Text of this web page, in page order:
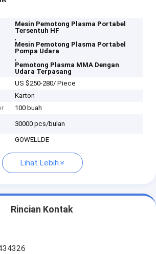
Mesin Pemotong Plasma Portabel
Tersentuh HF
,
Mesin Pemotong Plasma Portabel
Pompa Udara
,
Pemotong Plasma MMA Dengan
Udara Terpasang
US $250-280/ Piece
Karton
100 buah
30000 pcs/bulan
GOWELLDE
Lihat Lebih
Rincian Kontak